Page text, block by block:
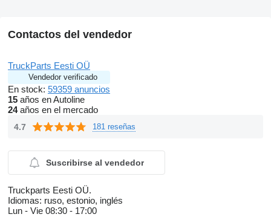
Contactos del vendedor
TruckParts Eesti OÜ
Vendedor verificado
En stock: 59359 anuncios
15 años en Autoline
24años en el mercado
4.7 181 reseñas
Suscribirse al vendedor
Truckparts Eesti OÜ.
Idiomas: ruso, estonio, inglés
Lun - Vie 08:30 - 17:00